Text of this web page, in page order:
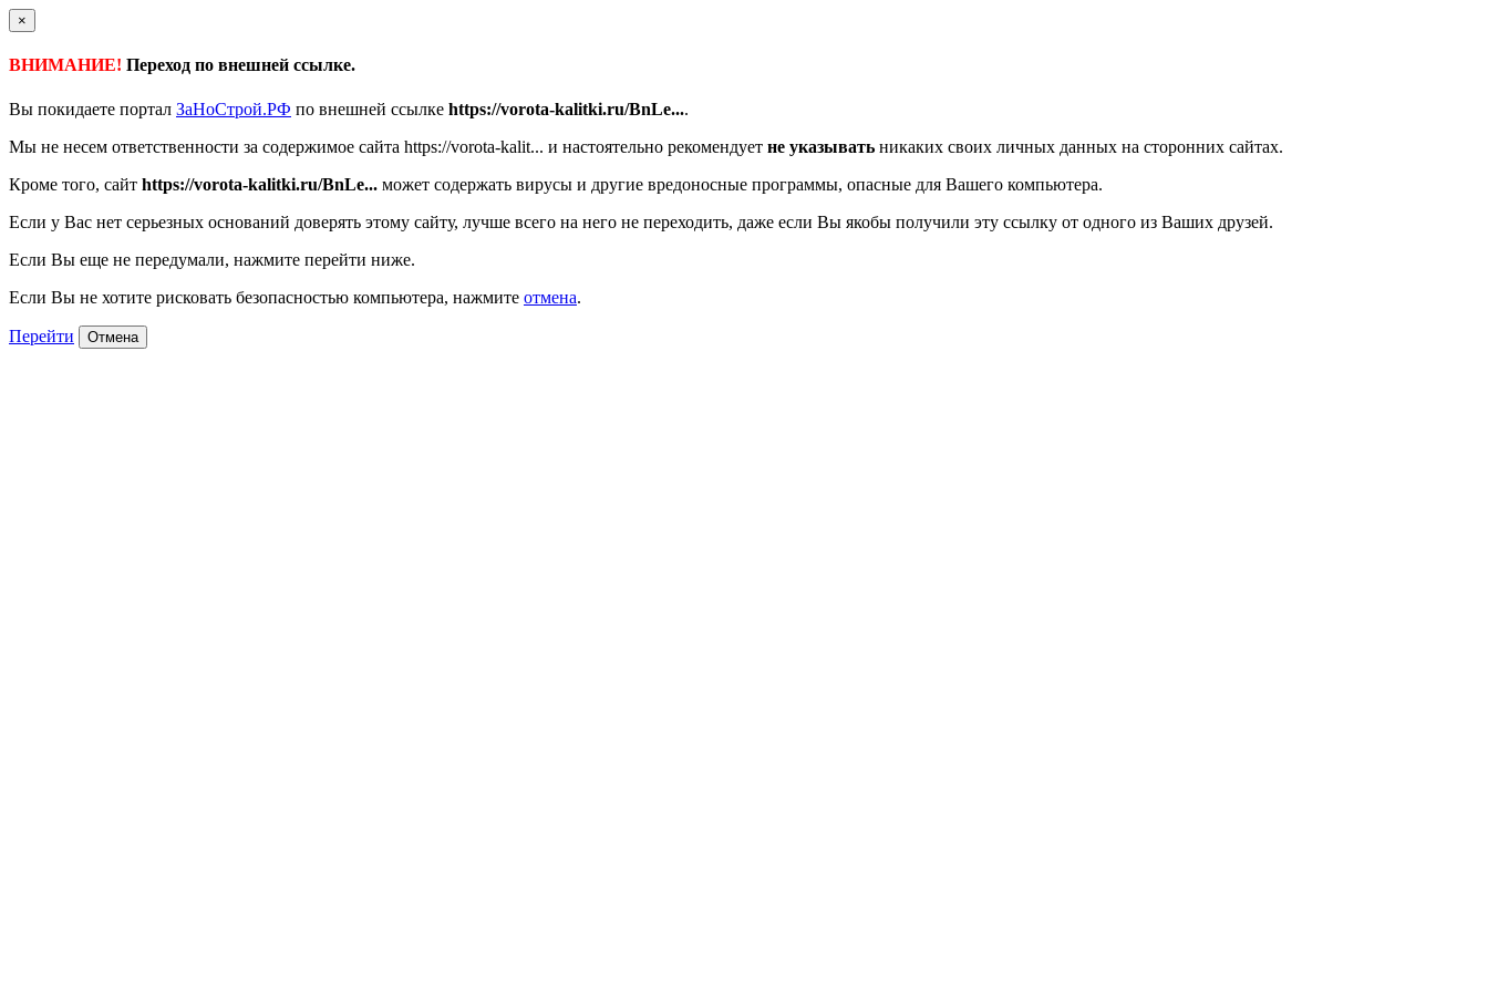
×
ВНИМАНИЕ! Переход по внешней ссылке.
Вы покидаете портал ЗаНоСтрой.РФ по внешней ссылке https://vorota-kalitki.ru/BnLe....
Мы не несем ответственности за содержимое сайта https://vorota-kalit... и настоятельно рекомендует не указывать никаких своих личных данных на сторонних сайтах.
Кроме того, сайт https://vorota-kalitki.ru/BnLe... может содержать вирусы и другие вредоносные программы, опасные для Вашего компьютера.
Если у Вас нет серьезных оснований доверять этому сайту, лучше всего на него не переходить, даже если Вы якобы получили эту ссылку от одного из Ваших друзей.
Если Вы еще не передумали, нажмите перейти ниже.
Если Вы не хотите рисковать безопасностью компьютера, нажмите отмена.
Перейти Отмена